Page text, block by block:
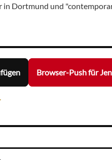
in Dortmund und
Browser-Push für